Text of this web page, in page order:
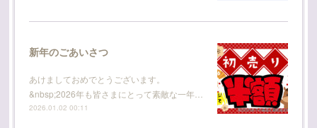
新年のごあいさつ
あけましておめでとうございます。
&nbsp;2026年も皆さまにとって素敵な一年…
2026.01.02 00:11